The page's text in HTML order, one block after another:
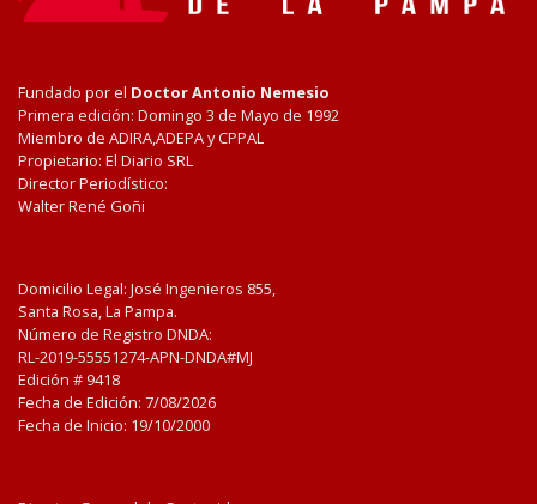
Fundado por el Doctor Antonio Nemesio
Primera edición: Domingo 3 de Mayo de 1992
Miembro de ADIRA,ADEPA y CPPAL
Propietario: El Diario SRL
Director Periodístico:
Walter René Goñi
Domicilio Legal: José Ingenieros 855,
Santa Rosa, La Pampa.
Número de Registro DNDA:
RL-2019-55551274-APN-DNDA#MJ
Edición # 9418
Fecha de Edición: 7/08/2026
Fecha de Inicio: 19/10/2000